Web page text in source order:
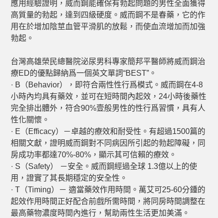
應用經驗證明，威而鋼能確保有勃起問題的男性全面獲得
高質量的勃起，達到四級硬度。威而鋼不是春藥，它的作
用在於增加陰莖血管平滑肌的放鬆，而使血流增加而加強
勃起。
台灣高雄榮民總醫院泌尿男科專家簡邦平醫師將威而鋼治
療ED的優點歸納爲一個英文單詞“BEST”。
· B（Behavior），即符合兩性性行爲模式。威而鋼在4-8
小時內均具有藥效，並可在短時間內起效，24小時後藥性
完全排出體外，符合90%壹般男性的性行爲習慣，具有人
性化關懷。
· E（Efficacy）－卓越的療效和耐受性。有超過1500篇的
相關文獻，證明威而鋼對不同病因所引起的勃起障礙，同
房成功率都達70%-80%，顯示其可信賴的療效。
· S（Safety） －安全。威而鋼經過全球 1.3億以上的使
用，證實了其長期穩定的安全性。
· T（Timing）－ 適當藥效作用時間。萬艾可25-60分鍾的
起效作用時間正好配合前戲所需時間，將同房時間調整在
最高藥物濃度時間內進行，幫助兩性生活更加美滿。